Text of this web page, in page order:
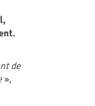
de
»,